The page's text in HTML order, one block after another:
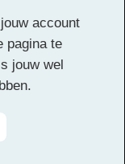
account
pagina te
jouw wel
voorbehouden